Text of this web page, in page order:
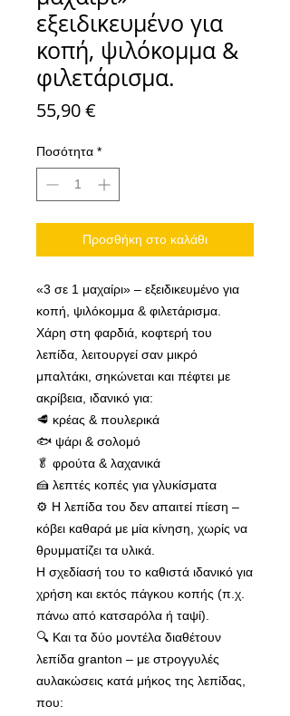
εξειδικευμένο για
κοπή, ψιλόκομμα &
φιλετάρισμα.
55,90 €
Ποσότητα *
Προσθήκη στο καλάθι
«3 σε 1 μαχαίρι» – εξειδικευμένο για
κοπή, ψιλόκομμα & φιλετάρισμα.
Χάρη στη φαρδιά, κοφτερή του
λεπίδα, λειτουργεί σαν μικρό
μπαλτάκι, σηκώνεται και πέφτει με
ακρίβεια, ιδανικό για:
🥩 κρέας & πουλερικά
🐟 ψάρι & σολομό
🥬 φρούτα & λαχανικά
🍰 λεπτές κοπές για γλυκίσματα
⚙️ Η λεπίδα του δεν απαιτεί πίεση –
κόβει καθαρά με μία κίνηση, χωρίς να
θρυμματίζει τα υλικά.
Η σχεδίασή του το καθιστά ιδανικό για
χρήση και εκτός πάγκου κοπής (π.χ.
πάνω από κατσαρόλα ή ταψί).
🔍 Και τα δύο μοντέλα διαθέτουν
λεπίδα granton – με στρογγυλές
αυλακώσεις κατά μήκος της λεπίδας,
που: